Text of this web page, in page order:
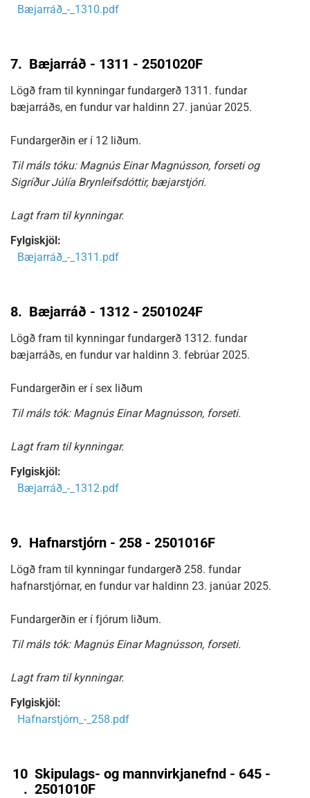
Bæjarráð_-_1310.pdf
7. Bæjarráð - 1311 - 2501020F
Lögð fram til kynningar fundargerð 1311. fundar
bæjarráðs, en fundur var haldinn 27. janúar 2025.
Fundargerðin er í 12 liðum.
Til máls tóku: Magnús Einar Magnússon, forseti og
Sigríður Júlía Brynleifsdóttir, bæjarstjóri.
Lagt fram til kynningar.
Fylgiskjöl:
Bæjarráð_-_1311.pdf
8. Bæjarráð - 1312 - 2501024F
Lögð fram til kynningar fundargerð 1312. fundar
bæjarráðs, en fundur var haldinn 3. febrúar 2025.
Fundargerðin er í sex liðum
Til máls tók: Magnús Einar Magnússon, forseti.
Lagt fram til kynningar.
Fylgiskjöl:
Bæjarráð_-_1312.pdf
9. Hafnarstjórn - 258 - 2501016F
Lögð fram til kynningar fundargerð 258. fundar
hafnarstjórnar, en fundur var haldinn 23. janúar 2025.
Fundargerðin er í fjórum liðum.
Til máls tók: Magnús Einar Magnússon, forseti.
Lagt fram til kynningar.
Fylgiskjöl:
Hafnarstjórn_-_258.pdf
10
.
Skipulags- og mannvirkjanefnd - 645 -
2501010F